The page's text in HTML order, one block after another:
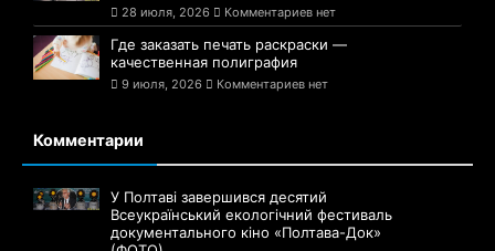
28 июля, 2026 Комментариев нет
Где заказать печать раскраски —
качественная полиграфия
9 июля, 2026 Комментариев нет
Комментарии
У Полтаві завершився десятий
Всеукраїнський екологічний фестиваль
документального кіно «Полтава-Док»